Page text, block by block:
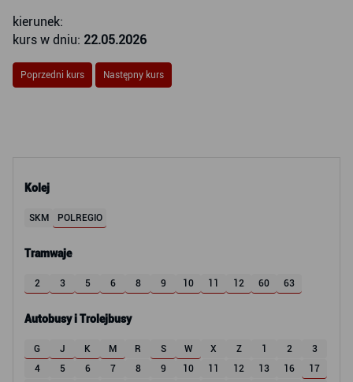
Kolej
SKM POLREGIO
Tramwaje
2 3 5 6 8 9 10 11 12 60 63
Autobusy i Trolejbusy
G J K M R S W X Z 1 2
3
4
5 6 7 8 9 10 11 12 13 16
17
kierunek:
kurs w dniu: 22.05.2026
Poprzedni kurs Następny kurs